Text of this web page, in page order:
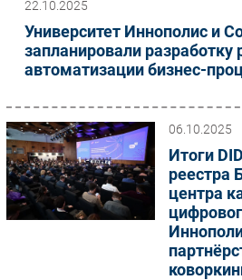
22.10.2025
Университет Иннополис и
запланировали разработку
автоматизации бизнес-
06.10.2025
Итоги
реестра
центра